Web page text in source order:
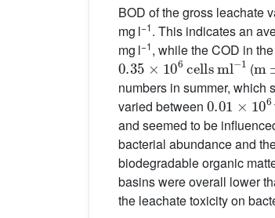
BOD of the gross leachate
mg l−1. This indicates an
mg l−1, while the COD in
0.35 ×106cellsml−1
(
m±
numbers in summer, which
varied between
0.01×106
and seemed to be
bacterial abundance and
biodegradable organic
basins were overall lower
the leachate toxicity on